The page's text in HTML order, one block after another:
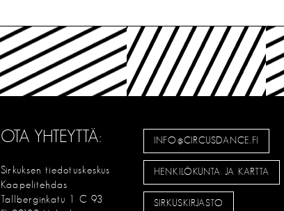
OTA YHTEYTTÄ:
Sirkuksen tiedotuskeskus
Kaapelitehdas
Tallberginkatu 1 C 93
INFO@CIRCUSDANCE.FI
HENKILÖKUNTA JA KARTTA
SIRKUSKIRJASTO